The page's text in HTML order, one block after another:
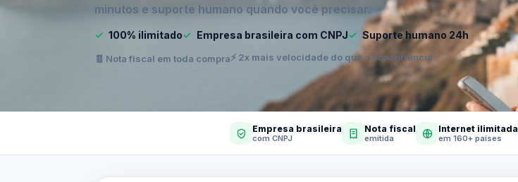
minutos e suporte humano quando você precisar.
✓ 100% ilimitado✓ Empresa brasileira com CNPJ✓ Suporte humano 24h
🧾 Nota fiscal em toda compra⚡ 2x mais velocidade do que a concorrência
Empresa brasileira
com CNPJ
Nota fiscal
emitida
Internet ilimitada
em 160+ países